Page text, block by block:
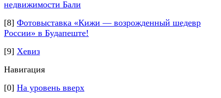
недвижимости Бали
[8] Фотовыставка «Кижи — возрожденный шедевр
России» в Будапеште!
[9] Хевиз
Навигация
[0] На уровень вверх